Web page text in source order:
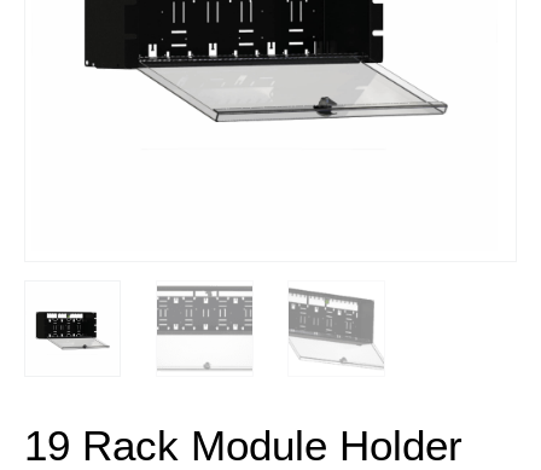
19 Rack Module Holder